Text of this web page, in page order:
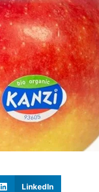
LinkedIn